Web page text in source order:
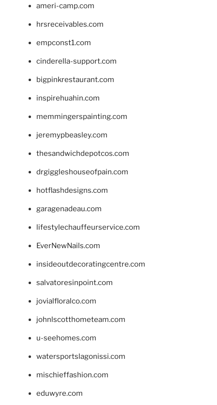
ameri-camp.com
hrsreceivables.com
empconst1.com
cinderella-support.com
bigpinkrestaurant.com
inspirehuahin.com
memmingerspainting.com
jeremypbeasley.com
thesandwichdepotcos.com
drgiggleshouseofpain.com
hotflashdesigns.com
garagenadeau.com
lifestylechauffeurservice.com
EverNewNails.com
insideoutdecoratingcentre.com
salvatoresinpoint.com
jovialfloralco.com
johnlscotthometeam.com
u-seehomes.com
watersportslagonissi.com
mischieffashion.com
eduwyre.com